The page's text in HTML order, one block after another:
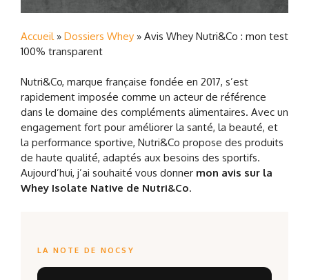
Accueil » Dossiers Whey » Avis Whey Nutri&Co : mon test
100% transparent
Nutri&Co, marque française fondée en 2017, s’est
rapidement imposée comme un acteur de référence
dans le domaine des compléments alimentaires. Avec un
engagement fort pour améliorer la santé, la beauté, et
la performance sportive, Nutri&Co propose des produits
de haute qualité, adaptés aux besoins des sportifs.
Aujourd’hui, j’ai souhaité vous donner mon avis sur la
Whey Isolate Native de Nutri&Co.
LA NOTE DE NOCSY